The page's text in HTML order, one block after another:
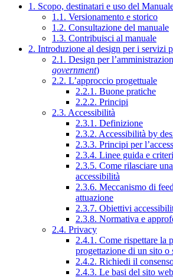
1. Scopo, destinatari e uso del
1.1. Versionamento e storico
1.2. Consultazione del manuale
1.3. Contribuisci al manuale
2. Introduzione al design per i servizi
2.1. Design per
government)
2.2. L’approccio progettuale
2.2.1. Buone pratiche
2.2.2. Principi
2.3. Accessibilità
2.3.1. Definizione
2.3.2. Accessibilità by
2.3.3. Principi per
2.3.4. Linee guida e
2.3.5. Come rilasciare
accessibilità
2.3.6. Meccanismo di
attuazione
2.3.7. Obiettivi
2.3.8. Normativa e
2.4. Privacy
2.4.1. Come rispettare la
progettazione di un sito
2.4.2. Richiedi il
2.4.3. Le basi del sito